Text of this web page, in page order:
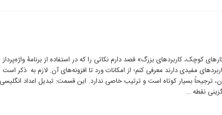
کوچک، کاربردهای بزرگ» قصد دارم نکاتی را که در استفاده از برنامۀ واژه‌پرداز
مفیدی دارند معرفی کنم؛ از امکانات ورد تا افزونه‌های آن. لازم به ذکر است
ترجیحاً بسیار کوتاه است و ترتیب خاصی ندارد. این قسمت: تبدیل اعداد
نقطه …